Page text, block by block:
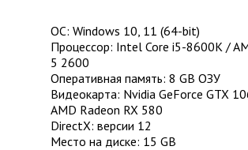
ОС: Windows 10, 11 (64-bit)
Процессор: Intel Core i5-8600K /
5 2600
Оперативная память: 8 GB ОЗУ
Видеокарта: Nvidia GeForce GTX
AMD Radeon RX 580
DirectX: версии 12
Место на диске: 15 GB